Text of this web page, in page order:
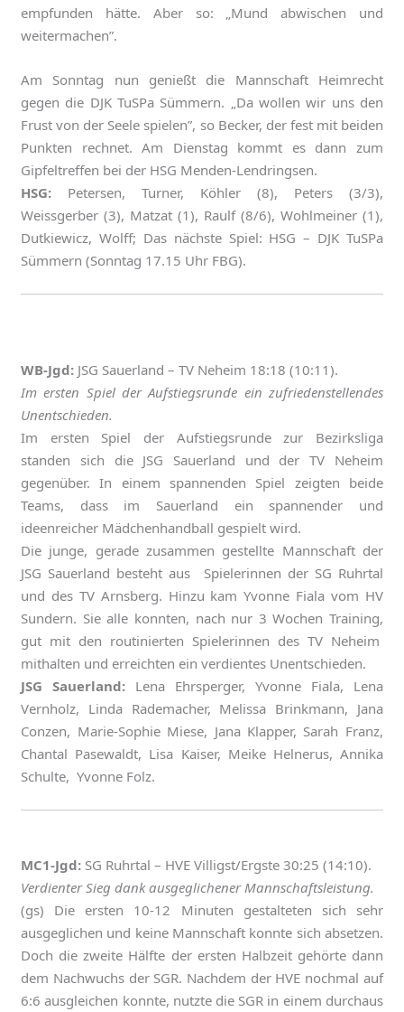
empfunden hätte. Aber so: „Mund abwischen und
weitermachen”.
Am Sonntag nun genießt die Mannschaft Heimrecht
gegen die DJK TuSPa Sümmern. „Da wollen wir uns den
Frust von der Seele spielen”, so Becker, der fest mit beiden
Punkten rechnet. Am Dienstag kommt es dann zum
Gipfeltreffen bei der HSG Menden-Lendringsen.
HSG: Petersen, Turner, Köhler (8), Peters (3/3),
Weissgerber (3), Matzat (1), Raulf (8/6), Wohlmeiner (1),
Dutkiewicz, Wolff; Das nächste Spiel: HSG – DJK TuSPa
Sümmern (Sonntag 17.15 Uhr FBG).
WB-Jgd: JSG Sauerland – TV Neheim 18:18 (10:11).
Im ersten Spiel der Aufstiegsrunde ein zufriedenstellendes
Unentschieden.
Im ersten Spiel der Aufstiegsrunde zur Bezirksliga
standen sich die JSG Sauerland und der TV Neheim
gegenüber. In einem spannenden Spiel zeigten beide
Teams, dass im Sauerland ein spannender und
ideenreicher Mädchenhandball gespielt wird.
Die junge, gerade zusammen gestellte Mannschaft der
JSG Sauerland besteht aus Spielerinnen der SG Ruhrtal
und des TV Arnsberg. Hinzu kam Yvonne Fiala vom HV
Sundern. Sie alle konnten, nach nur 3 Wochen Training,
gut mit den routinierten Spielerinnen des TV Neheim
mithalten und erreichten ein verdientes Unentschieden.
JSG Sauerland: Lena Ehrsperger, Yvonne Fiala, Lena
Vernholz, Linda Rademacher, Melissa Brinkmann, Jana
Conzen, Marie-Sophie Miese, Jana Klapper, Sarah Franz,
Chantal Pasewaldt, Lisa Kaiser, Meike Helnerus, Annika
Schulte, Yvonne Folz.
MC1-Jgd: SG Ruhrtal – HVE Villigst/Ergste 30:25 (14:10).
Verdienter Sieg dank ausgeglichener Mannschaftsleistung.
(gs) Die ersten 10-12 Minuten gestalteten sich sehr
ausgeglichen und keine Mannschaft konnte sich absetzen.
Doch die zweite Hälfte der ersten Halbzeit gehörte dann
dem Nachwuchs der SGR. Nachdem der HVE nochmal auf
6:6 ausgleichen konnte, nutzte die SGR in einem durchaus